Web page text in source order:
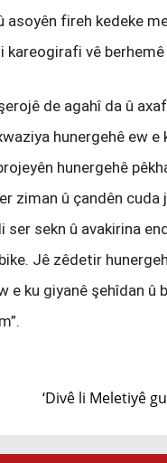
fireh kedeke
kareogirafi vê berhemê
de agahî da û
hunergehê ew e
hunergehê
ziman û çandên cuda
sekn û avakirina
Jê zêdetir
e ku giyanê şehîdan û
‘Divê li Meletiyê